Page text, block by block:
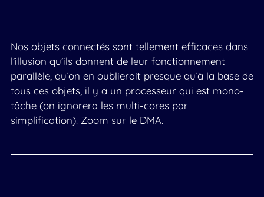
Nos objets connectés sont tellement efficaces dans
l’illusion qu’ils donnent de leur fonctionnement
parallèle, qu’on en oublierait presque qu’à la base de
tous ces objets, il y a un processeur qui est mono-
tâche (on ignorera les multi-cores par
simplification). Zoom sur le DMA.